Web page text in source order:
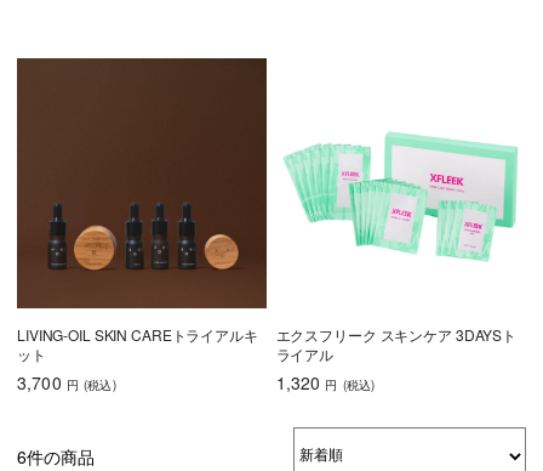
LIVING-OIL SKIN CAREトライアルキ
ット
3,700 円 (税込)
エクスフリーク スキンケア 3DAYSト
ライアル
1,320 円 (税込)
6件の商品